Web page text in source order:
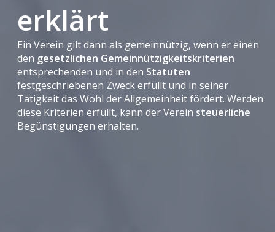
erklärt
Ein Verein gilt dann als gemeinnützig, wenn er einen
den gesetzlichen Gemeinnützigkeitskriterien
entsprechenden und in den Statuten
festgeschriebenen Zweck erfüllt und in seiner
Tätigkeit das Wohl der Allgemeinheit fördert. Werden
diese Kriterien erfüllt, kann der Verein steuerliche
Begünstigungen erhalten.